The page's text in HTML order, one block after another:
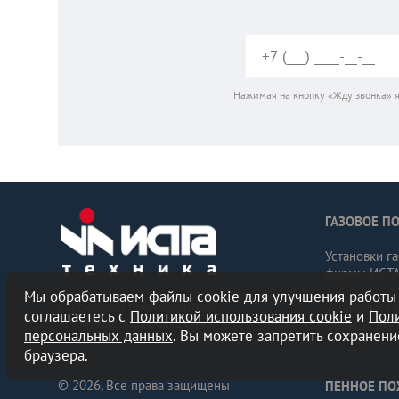
Нажимая на кнопку «Жду звонка»
Российский производитель
установок пожаротушения
© 2026, Все права защищены
ГАЗОВОЕ
Установки
фирмы ИСТА
Установки
фирмы LPG
ПЕННОЕ
Мы обрабатываем файлы cookie для улучшения работы
соглашаетесь с Политикой использования cookie и
персональных данных. Вы можете запретить
браузера.